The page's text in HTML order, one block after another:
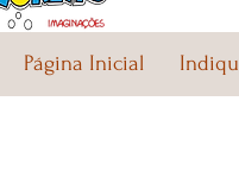
Página Inicial